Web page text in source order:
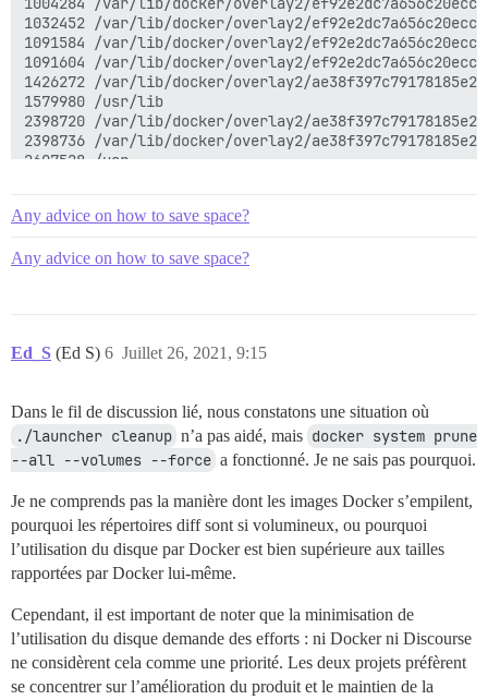
1032452 /var/lib/docker/overlay2/
1091584 /var/lib/docker/overlay2/
1091604 /var/lib/docker/overlay2/
1426272 /var/lib/docker/overlay2/
1579980 /usr/lib
2398720 /var/lib/docker/overlay2/
2398736 /var/lib/docker/overlay2/
2607528 /usr
4816636 /var/lib
Any advice on how to save space?
Any advice on how to save space?
Ed_S (Ed S) Juillet 26, 2021, 9:15
6
Dans le fil de discussion lié, nous constatons une situation où
./launcher cleanup n’a pas aidé, mais docker system prune
--all --volumes --force a fonctionné. Je ne sais pas pourquoi.
Je ne comprends pas la manière dont les images Docker s’empilent,
pourquoi les répertoires diff sont si volumineux, ou pourquoi
l’utilisation du disque par Docker est bien supérieure aux tailles
rapportées par Docker lui-même.
Cependant, il est important de noter que la minimisation de
l’utilisation du disque demande des efforts : ni Docker ni Discourse
ne considèrent cela comme une priorité. Les deux projets préfèrent
se concentrer sur l’amélioration du produit et le maintien de la